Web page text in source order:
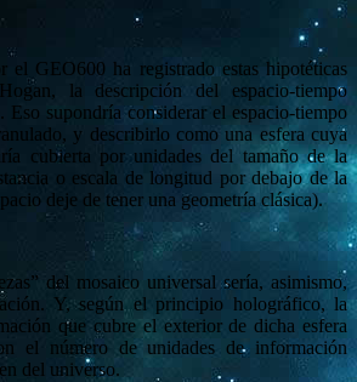
el GEO600 ha registrado estas hipotéticas
la descripción del espacio-tiempo
Eso supondría considerar el espacio-tiempo
y describirlo como una esfera cuya
cubierta por unidades del tamaño de la
o escala de longitud por debajo de la
deje de tener una geometría clásica).
del mosaico universal sería, asimismo,
Y, según el principio holográfico, la
que cubre el exterior de dicha esfera
el número de unidades de información
del universo.